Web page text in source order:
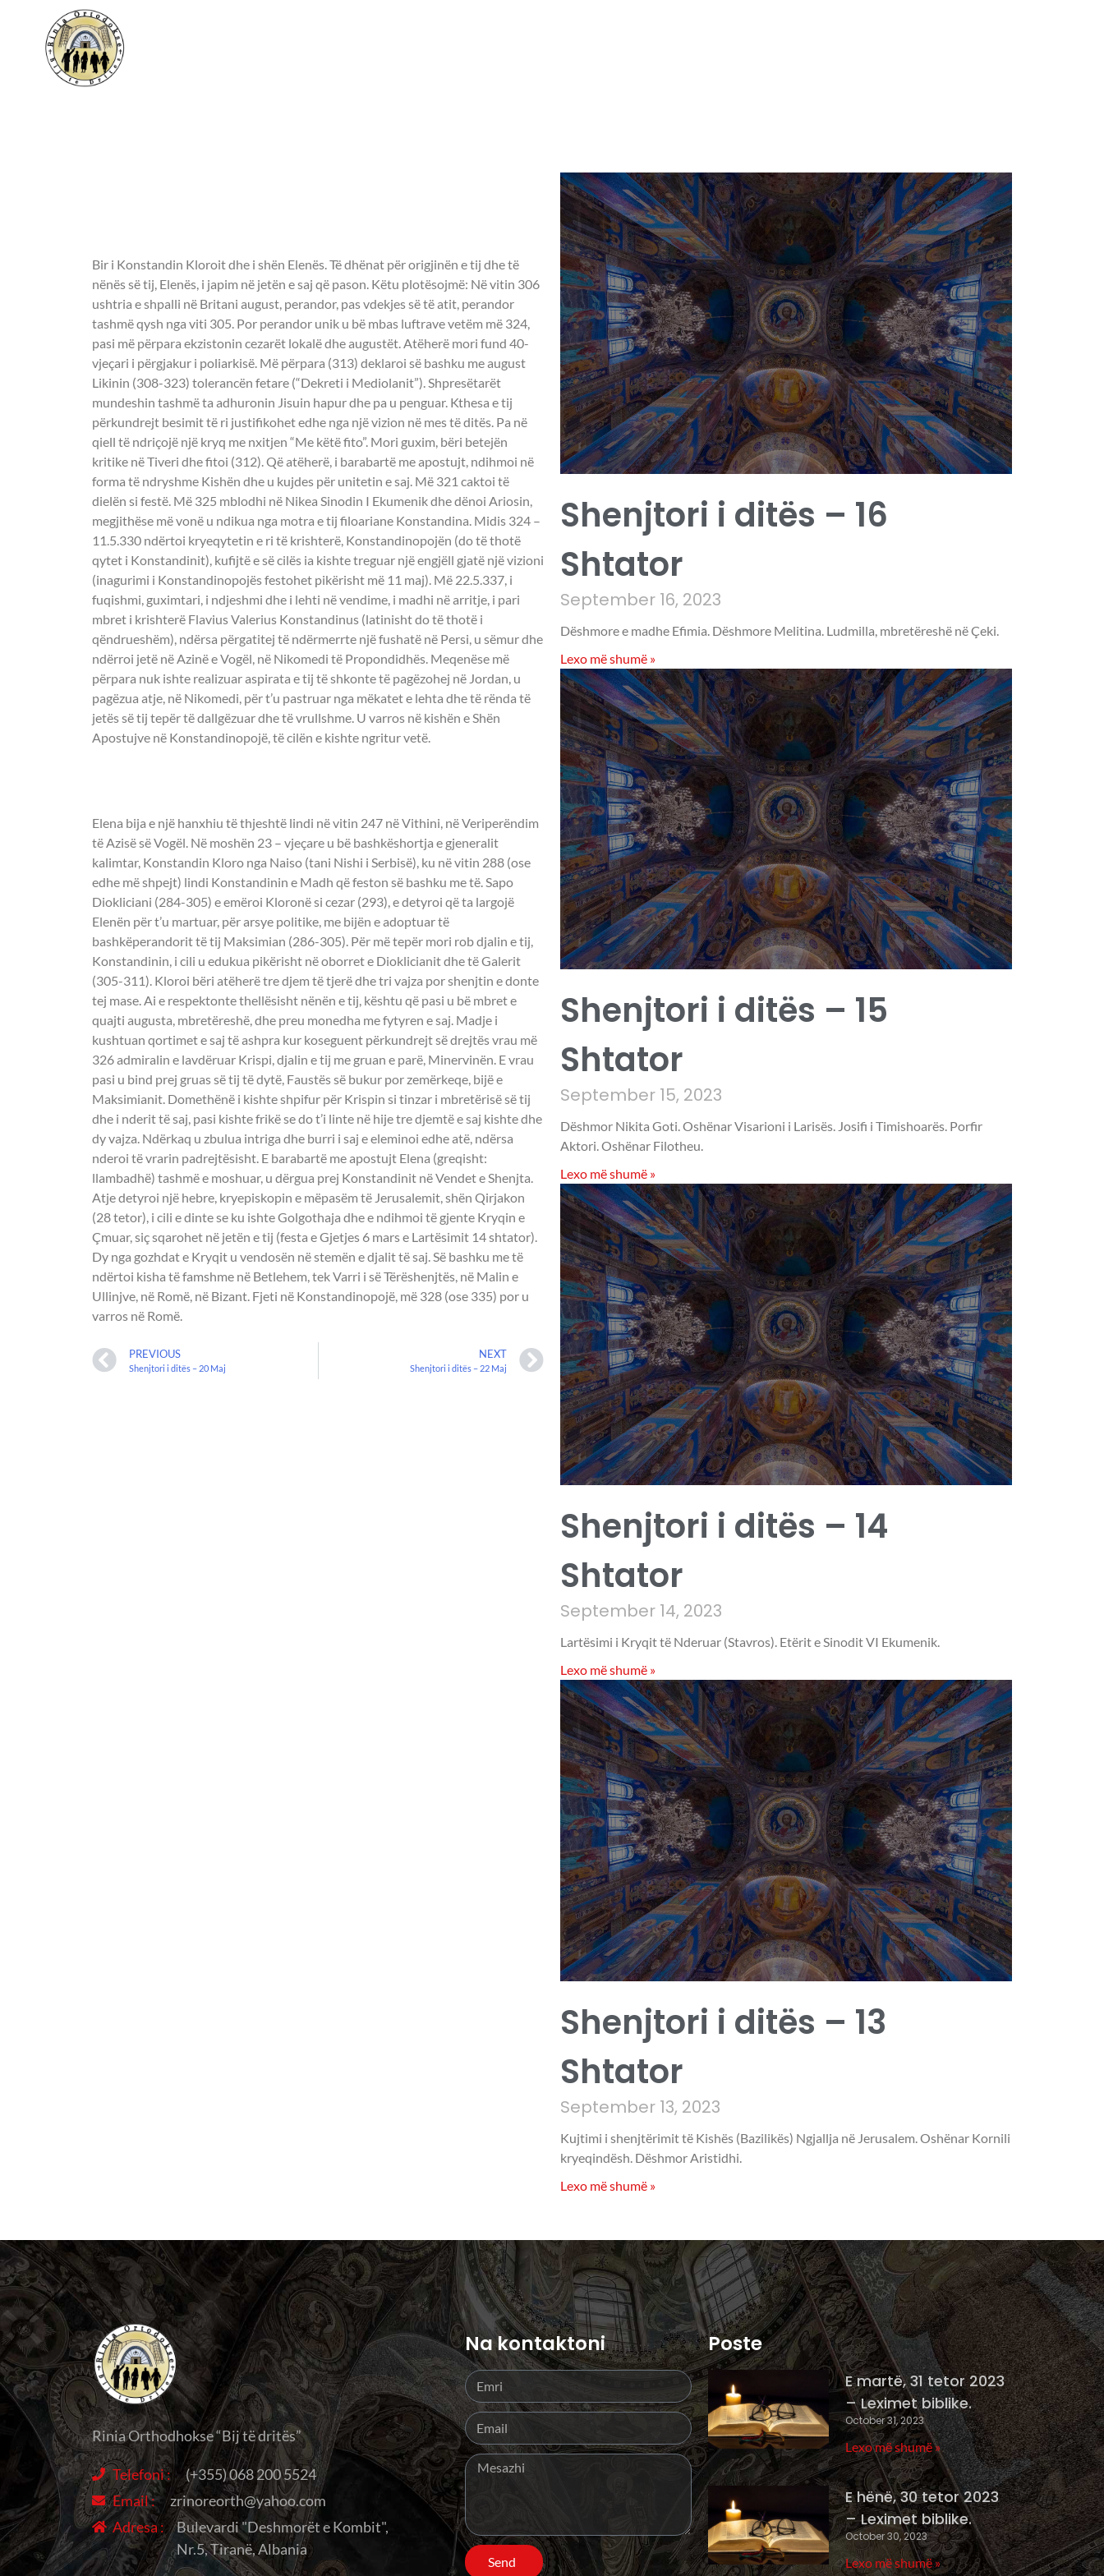
Bir i Konstandin Kloroit dhe i shën Elenës. Të dhënat për origjinën e tij dhe të
nënës së tij, Elenës, i japim në jetën e saj që pason. Këtu plotësojmë: Në vitin 306
ushtria e shpalli në Britani august, perandor, pas vdekjes së të atit, perandor
tashmë qysh nga viti 305. Por perandor unik u bë mbas luftrave vetëm më 324,
pasi më përpara ekzistonin cezarët lokalë dhe augustët. Atëherë mori fund 40-
vjeçari i përgjakur i poliarkisë. Më përpara (313) deklaroi së bashku me august
Likinin (308-323) tolerancën fetare (“Dekreti i Mediolanit”). Shpresëtarët
mundeshin tashmë ta adhuronin Jisuin hapur dhe pa u penguar. Kthesa e tij
përkundrejt besimit të ri justifikohet edhe nga një vizion në mes të ditës. Pa në
qiell të ndriçojë një kryq me nxitjen “Me këtë fito”. Mori guxim, bëri betejën
kritike në Tiveri dhe fitoi (312). Që atëherë, i barabartë me apostujt, ndihmoi në
forma të ndryshme Kishën dhe u kujdes për unitetin e saj. Më 321 caktoi të
dielën si festë. Më 325 mblodhi në Nikea Sinodin I Ekumenik dhe dënoi Ariosin,
megjithëse më vonë u ndikua nga motra e tij filoariane Konstandina. Midis 324 –
11.5.330 ndërtoi kryeqytetin e ri të krishterë, Konstandinopojën (do të thotë
qytet i Konstandinit), kufijtë e së cilës ia kishte treguar një engjëll gjatë një vizioni
(inagurimi i Konstandinopojës festohet pikërisht më 11 maj). Më 22.5.337, i
fuqishmi, guximtari, i ndjeshmi dhe i lehti në vendime, i madhi në arritje, i pari
mbret i krishterë Flavius Valerius Konstandinus (latinisht do të thotë i
qëndrueshëm), ndërsa përgatitej të ndërmerrte një fushatë në Persi, u sëmur dhe
ndërroi jetë në Azinë e Vogël, në Nikomedi të Propondidhës. Meqenëse më
përpara nuk ishte realizuar aspirata e tij të shkonte të pagëzohej në Jordan, u
pagëzua atje, në Nikomedi, për t’u pastruar nga mëkatet e lehta dhe të rënda të
jetës së tij tepër të dallgëzuar dhe të vrullshme. U varros në kishën e Shën
Apostujve në Konstandinopojë, të cilën e kishte ngritur vetë.
Elena bija e një hanxhiu të thjeshtë lindi në vitin 247 në Vithini, në Veriperëndim
të Azisë së Vogël. Në moshën 23 – vjeçare u bë bashkëshortja e gjeneralit
kalimtar, Konstandin Kloro nga Naiso (tani Nishi i Serbisë), ku në vitin 288 (ose
edhe më shpejt) lindi Konstandinin e Madh që feston së bashku me të. Sapo
Diokliciani (284-305) e emëroi Kloronë si cezar (293), e detyroi që ta largojë
Elenën për t’u martuar, për arsye politike, me bijën e adoptuar të
bashkëperandorit të tij Maksimian (286-305). Për më tepër mori rob djalin e tij,
Konstandinin, i cili u edukua pikërisht në oborret e Dioklicianit dhe të Galerit
(305-311). Kloroi bëri atëherë tre djem të tjerë dhe tri vajza por shenjtin e donte
tej mase. Ai e respektonte thellësisht nënën e tij, kështu që pasi u bë mbret e
quajti augusta, mbretëreshë, dhe preu monedha me fytyren e saj. Madje i
kushtuan qortimet e saj të ashpra kur koseguent përkundrejt së drejtës vrau më
326 admiralin e lavdëruar Krispi, djalin e tij me gruan e parë, Minervinën. E vrau
pasi u bind prej gruas së tij të dytë, Faustës së bukur por zemërkeqe, bijë e
Maksimianit. Domethënë i kishte shpifur për Krispin si tinzar i mbretërisë së tij
dhe i nderit të saj, pasi kishte frikë se do t’i linte në hije tre djemtë e saj kishte dhe
dy vajza. Ndërkaq u zbulua intriga dhe burri i saj e eleminoi edhe atë, ndërsa
nderoi të vrarin padrejtësisht. E barabartë me apostujt Elena (greqisht:
llambadhë) tashmë e moshuar, u dërgua prej Konstandinit në Vendet e Shenjta.
Atje detyroi një hebre, kryepiskopin e mëpasëm të Jerusalemit, shën Qirjakon
(28 tetor), i cili e dinte se ku ishte Golgothaja dhe e ndihmoi të gjente Kryqin e
Çmuar, siç sqarohet në jetën e tij (festa e Gjetjes 6 mars e Lartësimit 14 shtator).
Dy nga gozhdat e Kryqit u vendosën në stemën e djalit të saj. Së bashku me të
ndërtoi kisha të famshme në Betlehem, tek Varri i së Tërëshenjtës, në Malin e
Ullinjve, në Romë, në Bizant. Fjeti në Konstandinopojë, më 328 (ose 335) por u
varros në Romë.
PREVIOUS
Shenjtori i ditës – 20 Maj
NEXT
Shenjtori i ditës – 22 Maj
Shenjtori i ditës – 16
Shtator
September 16, 2023
Dëshmore e madhe Efimia. Dëshmore Melitina. Ludmilla, mbretëreshë në Çeki.
Lexo më shumë »
Shenjtori i ditës – 15
Shtator
September 15, 2023
Dëshmor Nikita Goti. Oshënar Visarioni i Larisës. Josifi i Timishoarës. Porfir
Aktori. Oshënar Filotheu.
Lexo më shumë »
Shenjtori i ditës – 14
Shtator
September 14, 2023
Lartësimi i Kryqit të Nderuar (Stavros). Etërit e Sinodit VI Ekumenik.
Lexo më shumë »
Shenjtori i ditës – 13
Shtator
September 13, 2023
Kujtimi i shenjtërimit të Kishës (Bazilikës) Ngjallja në Jerusalem. Oshënar Kornili
kryeqindësh. Dëshmor Aristidhi.
Lexo më shumë »
Rinia Orthodhokse “Bij të dritës”
Telefoni :
(+355) 068 200 5524
Email :
zrinoreorth@yahoo.com
Adresa :
Bulevardi "Deshmorët e Kombit",
Nr.5, Tiranë, Albania
Na kontaktoni
Send
Poste
E martë, 31 tetor 2023
– Leximet biblike.
October 31, 2023
Lexo më shumë »
E hënë, 30 tetor 2023
– Leximet biblike.
October 30, 2023
Lexo më shumë »